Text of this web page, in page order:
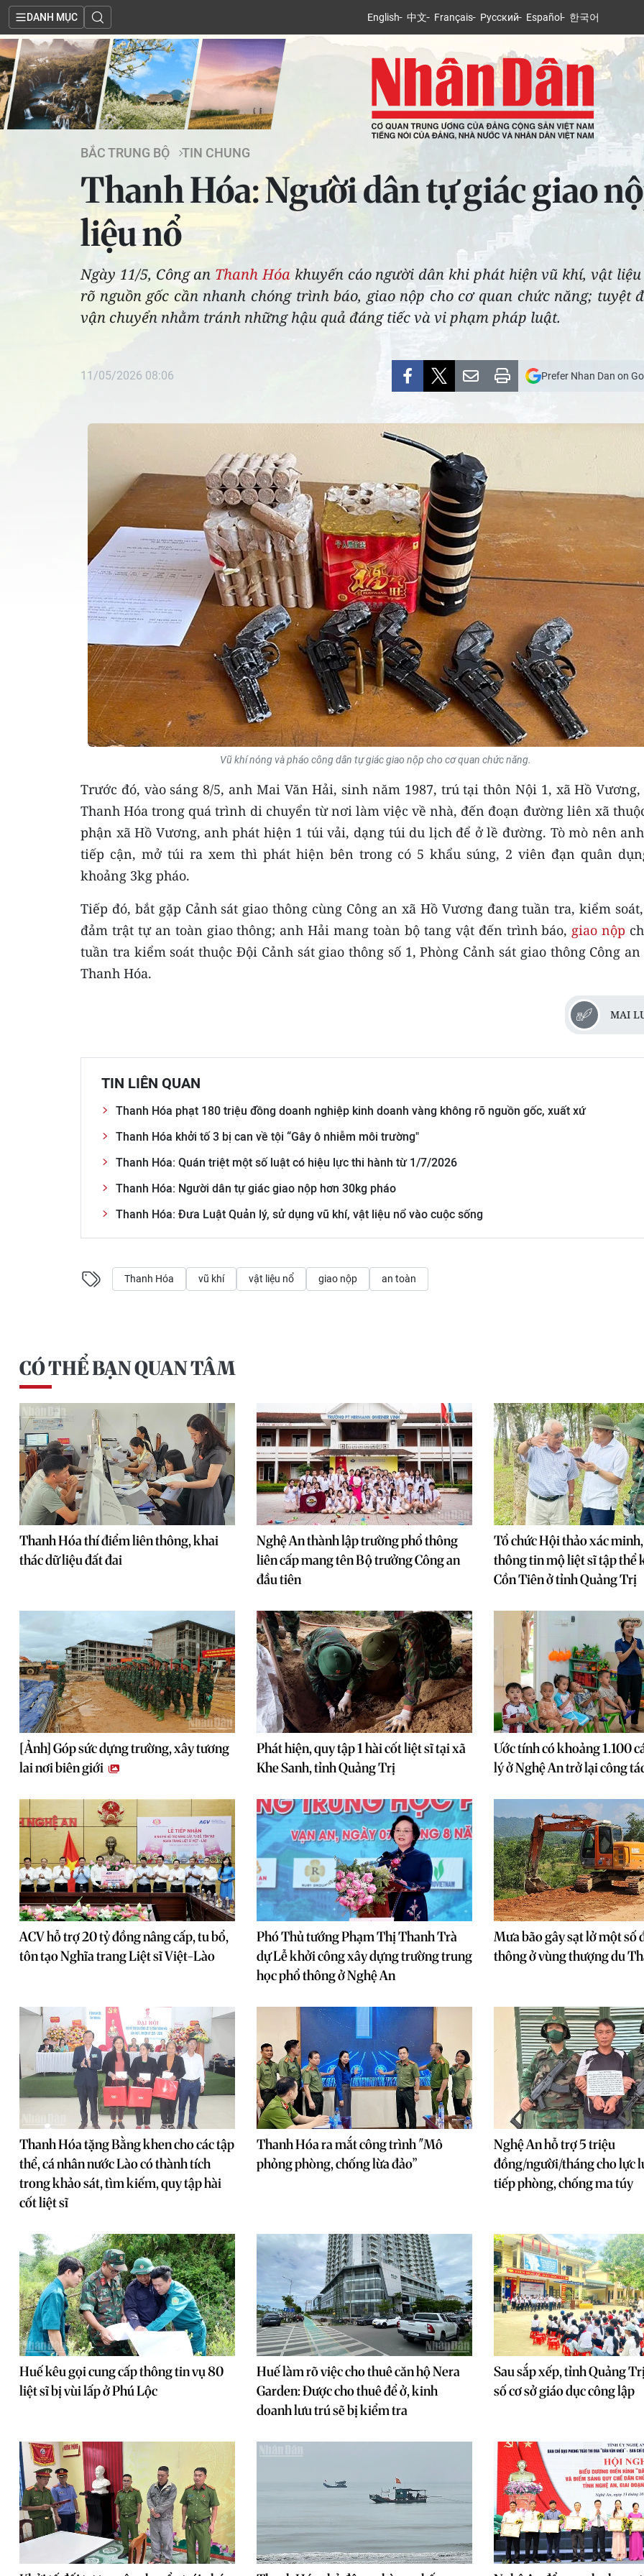
DANH MỤC English 中文 Français Русский Español 한국어
BẮC TRUNG BỘ TIN CHUNG
Thanh Hóa: Người dân tự giác giao
liệu nổ
Ngày 11/5, Công an Thanh Hóakhuyến cáo người dân khi phát hiện vũ khí, vật
rõ nguồn gốc cần nhanh chóng trình báo, giao nộp cho cơ quan chức năng; tuyệt
vận chuyển nhằm tránh những hậu quả đáng tiếc và vi phạm pháp luật.
11/05/2026 08:06 Prefer Nhan Dan on
Vũ khí nóng và pháo công dân tự giác giao nộp cho cơ quan chức năng.
Trước đó, vào sáng 8/5, anh Mai Văn Hải, sinh năm 1987, trú tại thôn Nội 1, xã Hồ
Thanh Hóa trong quá trình di chuyển từ nơi làm việc về nhà, đến đoạn đường liên xã
phận xã Hồ Vương, anh phát hiện 1 túi vải, dạng túi du lịch để ở lề đường. Tò mò nên
tiếp cận, mở túi ra xem thì phát hiện bên trong có 5 khẩu súng, 2 viên đạn quân
khoảng 3kg pháo.
Tiếp đó, bắt gặp Cảnh sát giao thông cùng Công an xã Hồ Vương đang tuần tra, kiểm
đảm trật tự an toàn giao thông; anh Hải mang toàn bộ tang vật đến trình báo, giao nộp
tuần tra kiểm soát thuộc Đội Cảnh sát giao thông số 1, Phòng Cảnh sát giao thông Công
Thanh Hóa.
MAI
TIN LIÊN QUAN
Thanh Hóa phạt 180 triệu đồng doanh nghiệp kinh doanh vàng không rõ nguồn gốc, xuất xứ
Thanh Hóa khởi tố 3 bị can về tội “Gây ô nhiễm môi trường"
Thanh Hóa: Quán triệt một số luật có hiệu lực thi hành từ 1/7/2026
Thanh Hóa: Người dân tự giác giao nộp hơn 30kg pháo
Thanh Hóa: Đưa Luật Quản lý, sử dụng vũ khí, vật liệu nổ vào cuộc sống
Thanh Hóa vũ khí vật liệu nổ giao nộp an toàn
CÓ THỂ BẠN QUAN TÂM
Thanh Hóa thí điểm liên thông, khai
thác dữ liệu đất đai
Nghệ An thành lập trường phổ thông
liên cấp mang tên Bộ trưởng Công an
đầu tiên
Tổ chức Hội thảo xác
thông tin mộ liệt sĩ tập thể
Cồn Tiên ở tỉnh Quảng Trị
[Ảnh] Góp sức dựng trường, xây tương
lai nơi biên giới
Phát hiện, quy tập 1 hài cốt liệt sĩ tại xã
Khe Sanh, tỉnh Quảng Trị
Ước tính có khoảng 1.100
lý ở Nghệ An trở lại công
ACV hỗ trợ 20 tỷ đồng nâng cấp, tu bổ,
tôn tạo Nghĩa trang Liệt sĩ Việt-Lào
Phó Thủ tướng Phạm Thị Thanh Trà
dự Lễ khởi công xây dựng trường trung
học phổ thông ở Nghệ An
Mưa bão gây sạt lở một số
thông ở vùng thượng du
Thanh Hóa tặng Bằng khen cho các tập
thể, cá nhân nước Lào có thành tích
trong khảo sát, tìm kiếm, quy tập hài
cốt liệt sĩ
Thanh Hóa ra mắt công trình "Mô
phỏng phòng, chống lừa đảo”
Nghệ An hỗ trợ 5 triệu
đồng/người/tháng cho lực
tiếp phòng, chống ma túy
Huế kêu gọi cung cấp thông tin vụ 80
liệt sĩ bị vùi lấp ở Phú Lộc
Huế làm rõ việc cho thuê căn hộ Nera
Garden: Được cho thuê để ở, kinh
doanh lưu trú sẽ bị kiểm tra
Sau sắp xếp, tỉnh Quảng
số cơ sở giáo dục công lập